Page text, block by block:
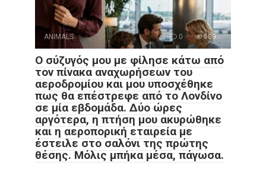
ANIMALS 0 589
Ο σύζυγός μου με φίλησε κάτω από
τον πίνακα αναχωρήσεων του
αεροδρομίου και μου υποσχέθηκε
πως θα επέστρεφε από το Λονδίνο
σε μία εβδομάδα. Δύο ώρες
αργότερα, η πτήση μου ακυρώθηκε
και η αεροπορική εταιρεία με
έστειλε στο σαλόνι της πρώτης
θέσης. Μόλις μπήκα μέσα, πάγωσα.